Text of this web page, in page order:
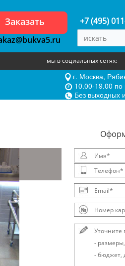
Заказать +7 (495)
мы в социальных сетях:
г. Москва,
10.00-19.00
Без выходных